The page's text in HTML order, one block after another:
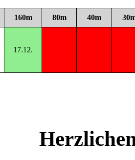
160m 80m 40m
17.12.